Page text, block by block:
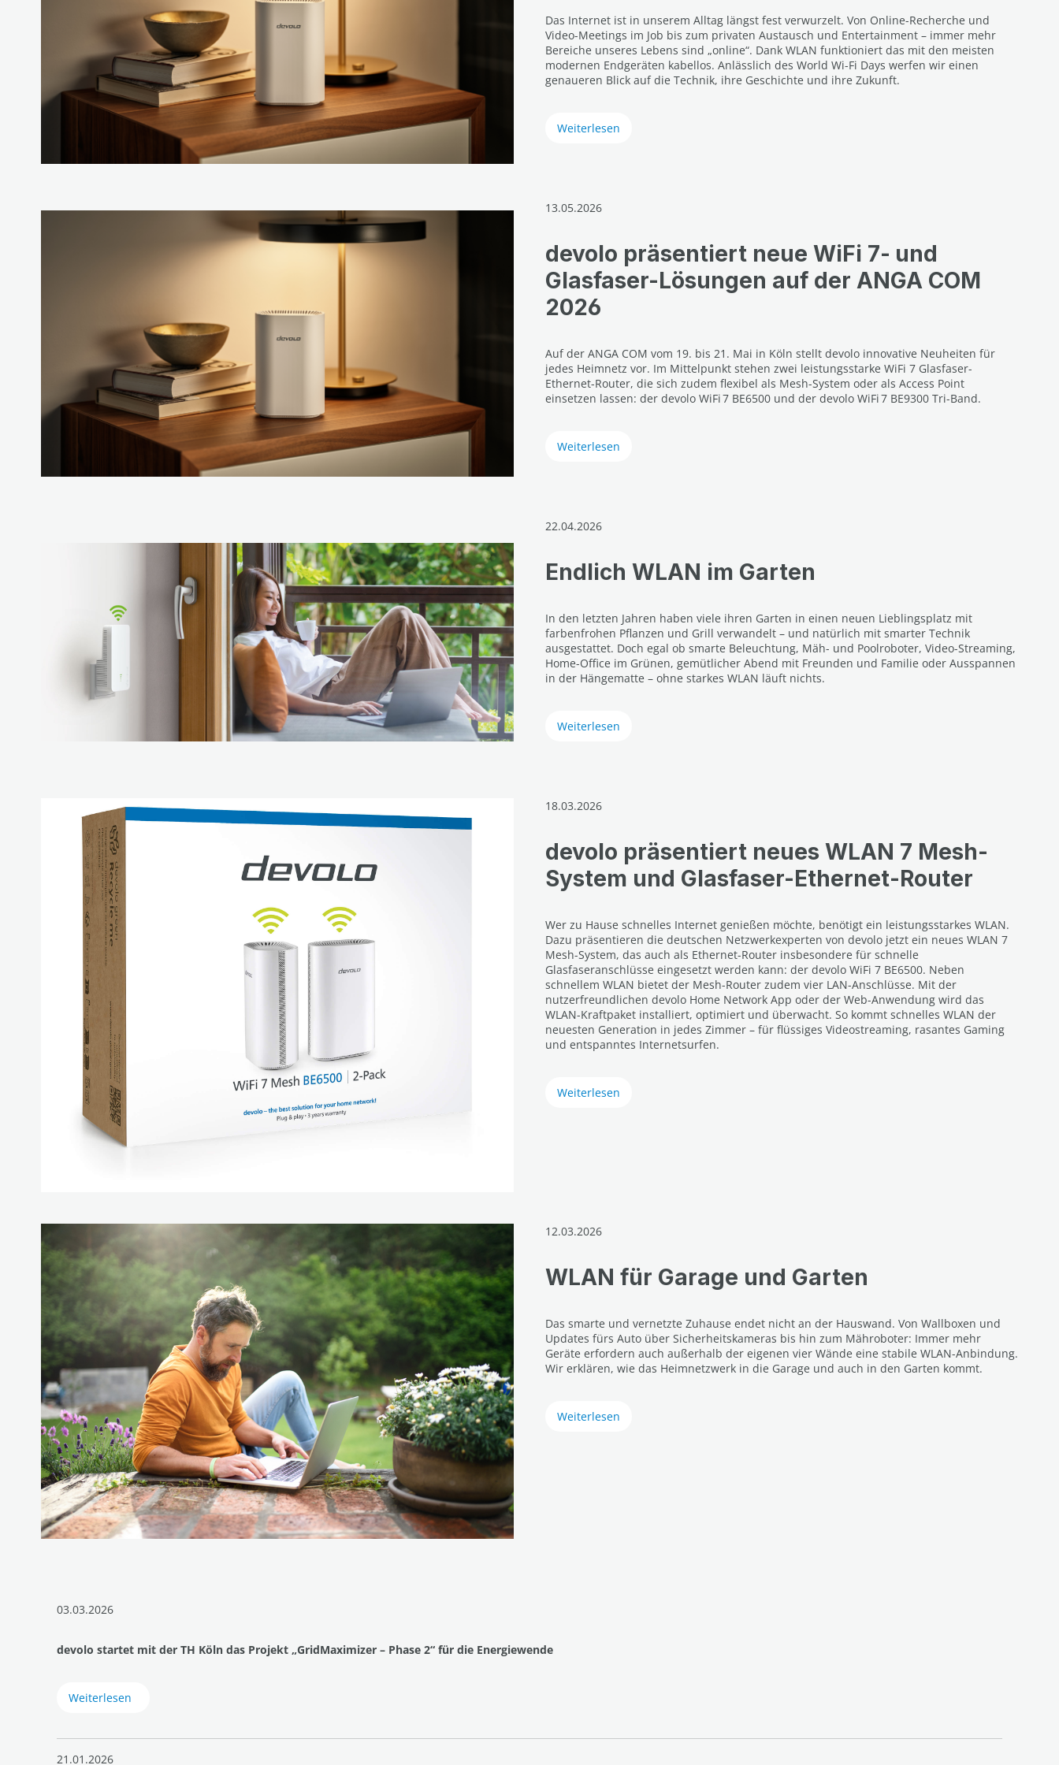
Das Internet ist in unserem Alltag längst fest verwurzelt. Von Online-Recherche und
Video-Meetings im Job bis zum privaten Austausch und Entertainment – immer mehr
Bereiche unseres Lebens sind „online“. Dank WLAN funktioniert das mit den meisten
modernen Endgeräten kabellos. Anlässlich des World Wi-Fi Days werfen wir einen
genaueren Blick auf die Technik, ihre Geschichte und ihre Zukunft.
Weiterlesen
13.05.2026
devolo präsentiert neue WiFi 7‑ und
Glasfaser-Lösungen auf der ANGA COM
2026
Auf der ANGA COM vom 19. bis 21. Mai in Köln stellt devolo innovative Neuheiten für
jedes Heimnetz vor. Im Mittelpunkt stehen zwei leistungsstarke WiFi 7 Glasfaser-
Ethernet-Router, die sich zudem flexibel als Mesh-System oder als Access Point
einsetzen lassen: der devolo WiFi 7 BE6500 und der devolo WiFi 7 BE9300 Tri-Band.
Weiterlesen
22.04.2026
Endlich WLAN im Garten
In den letzten Jahren haben viele ihren Garten in einen neuen Lieblingsplatz mit
farbenfrohen Pflanzen und Grill verwandelt – und natürlich mit smarter Technik
ausgestattet. Doch egal ob smarte Beleuchtung, Mäh- und Poolroboter, Video-Streaming,
Home-Office im Grünen, gemütlicher Abend mit Freunden und Familie oder Ausspannen
in der Hängematte – ohne starkes WLAN läuft nichts.
Weiterlesen
18.03.2026
devolo präsentiert neues WLAN 7 Mesh-
System und Glasfaser-Ethernet-Router
Wer zu Hause schnelles Internet genießen möchte, benötigt ein leistungsstarkes WLAN.
Dazu präsentieren die deutschen Netzwerkexperten von devolo jetzt ein neues WLAN 7
Mesh-System, das auch als Ethernet-Router insbesondere für schnelle
Glasfaseranschlüsse eingesetzt werden kann: der devolo WiFi 7 BE6500. Neben
schnellem WLAN bietet der Mesh-Router zudem vier LAN-Anschlüsse. Mit der
nutzerfreundlichen devolo Home Network App oder der Web-Anwendung wird das
WLAN-Kraftpaket installiert, optimiert und überwacht. So kommt schnelles WLAN der
neuesten Generation in jedes Zimmer – für flüssiges Videostreaming, rasantes Gaming
und entspanntes Internetsurfen.
Weiterlesen
12.03.2026
WLAN für Garage und Garten
Das smarte und vernetzte Zuhause endet nicht an der Hauswand. Von Wallboxen und
Updates fürs Auto über Sicherheitskameras bis hin zum Mähroboter: Immer mehr
Geräte erfordern auch außerhalb der eigenen vier Wände eine stabile WLAN-Anbindung.
Wir erklären, wie das Heimnetzwerk in die Garage und auch in den Garten kommt.
Weiterlesen
03.03.2026
devolo startet mit der TH Köln das Projekt „GridMaximizer – Phase 2“ für die Energiewende
Weiterlesen
21.01.2026